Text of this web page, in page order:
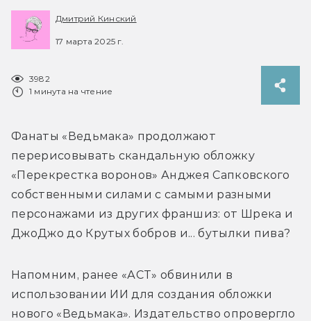
Дмитрий Кинский
17 марта 2025 г.
3982
1 минута на чтение
Фанаты «Ведьмака» продолжают
перерисовывать скандальную обложку
«Перекрестка воронов» Анджея Сапковского
собственными силами с самыми разными
персонажами из других франшиз: от Шрека и
ДжоДжо до Крутых бобров и... бутылки пива?
Напомним, ранее «АСТ» обвинили в
использовании ИИ для создания обложки
нового «Ведьмака». Издательство опровергло